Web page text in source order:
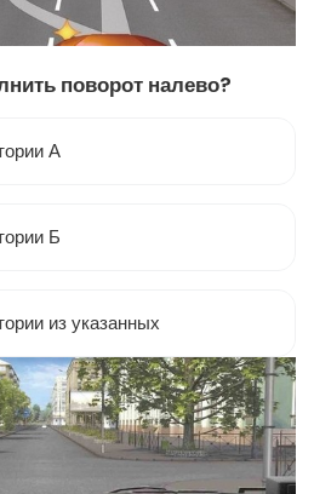
поворот налево?
А
Б
из указанных